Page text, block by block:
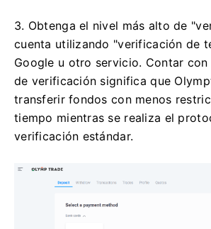
3. Obtenga el nivel más alto de
cuenta utilizando "verificación de
Google u otro servicio. Contar
de verificación significa que
transferir fondos con menos
tiempo mientras se realiza el
verificación estándar.